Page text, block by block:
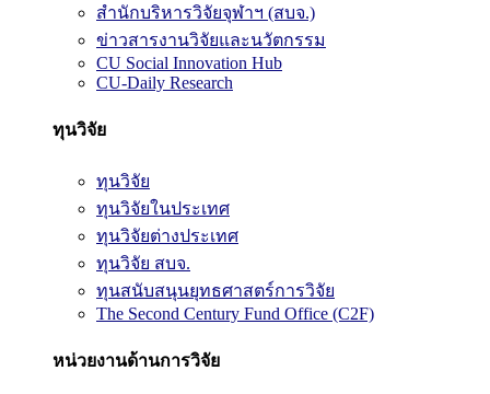
สำนักบริหารวิจัยจุฬาฯ (สบจ.)
ข่าวสารงานวิจัยและนวัตกรรม
CU Social Innovation Hub
CU-Daily Research
ทุนวิจัย
ทุนวิจัย
ทุนวิจัยในประเทศ
ทุนวิจัยต่างประเทศ
ทุนวิจัย สบจ.
ทุนสนับสนุนยุทธศาสตร์การวิจัย
The Second Century Fund Office (C2F)
หน่วยงานด้านการวิจัย